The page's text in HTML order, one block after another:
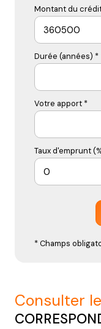
Montant du
Durée (années) *
Votre apport *
Taux d'emprunt
* Champs
consulter